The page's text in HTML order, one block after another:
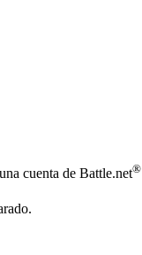
cuenta de Battle.net®